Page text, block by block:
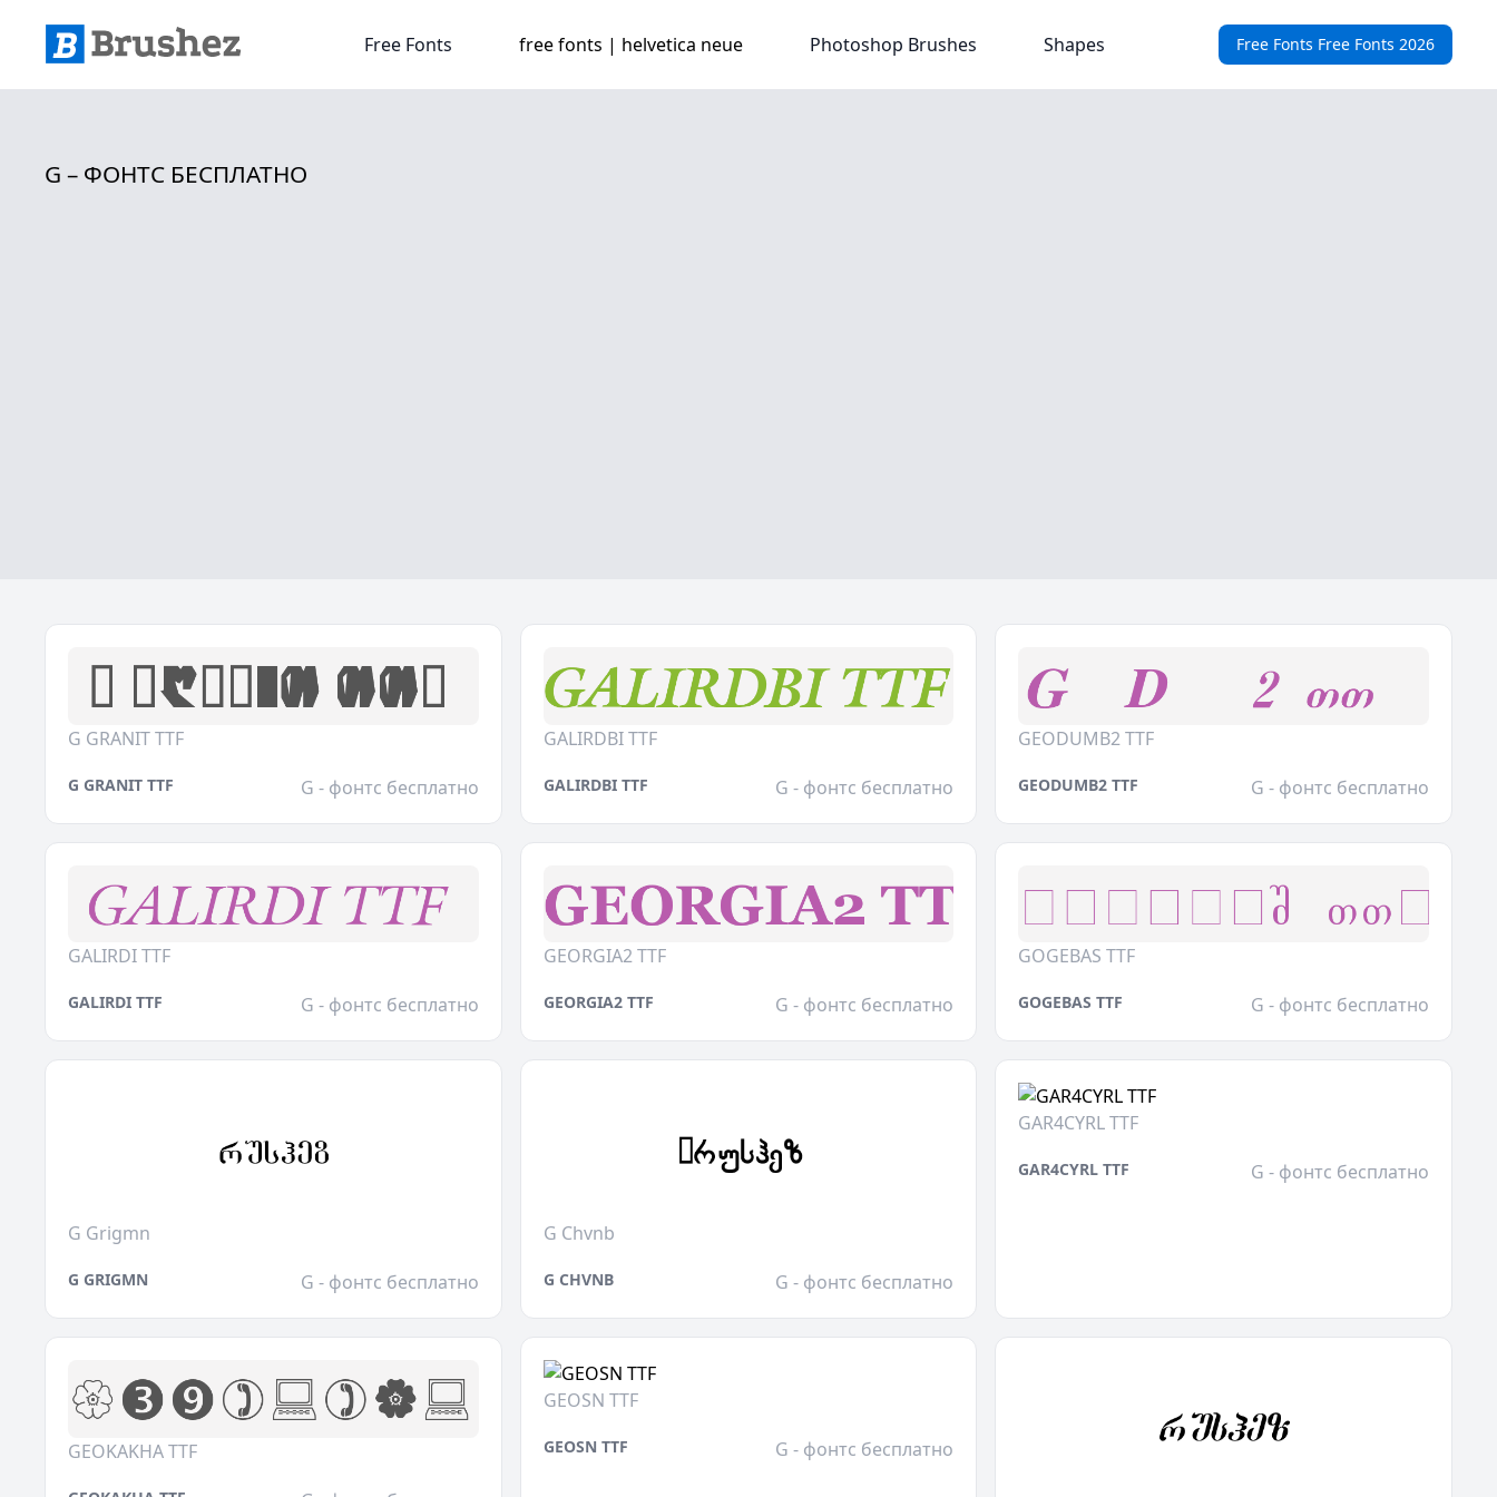
Free Fonts Free Fonts 2026
Free Fonts free fonts | helvetica neue Photoshop Brushes Shapes
G – ФОНТС БЕСПЛАТНО
G GRANIT TTF
G GRANIT TTF G - фонтс бесплатно
GALIRDBI TTF
GALIRDBI TTF G - фонтс бесплатно
GEODUMB2 TTF
GEODUMB2 TTF G - фонтс бесплатно
GALIRDI TTF
GALIRDI TTF G - фонтс бесплатно
GEORGIA2 TTF
GEORGIA2 TTF G - фонтс бесплатно
GOGEBAS TTF
GOGEBAS TTF G - фонтс бесплатно
G Grigmn
G GRIGMN G - фонтс бесплатно
G Chvnb
G CHVNB G - фонтс бесплатно
GAR4CYRL TTF
GAR4CYRL TTF G - фонтс бесплатно
GEOKAKHA TTF
GEOSN TTF
GEOSN TTF G - фонтс бесплатно